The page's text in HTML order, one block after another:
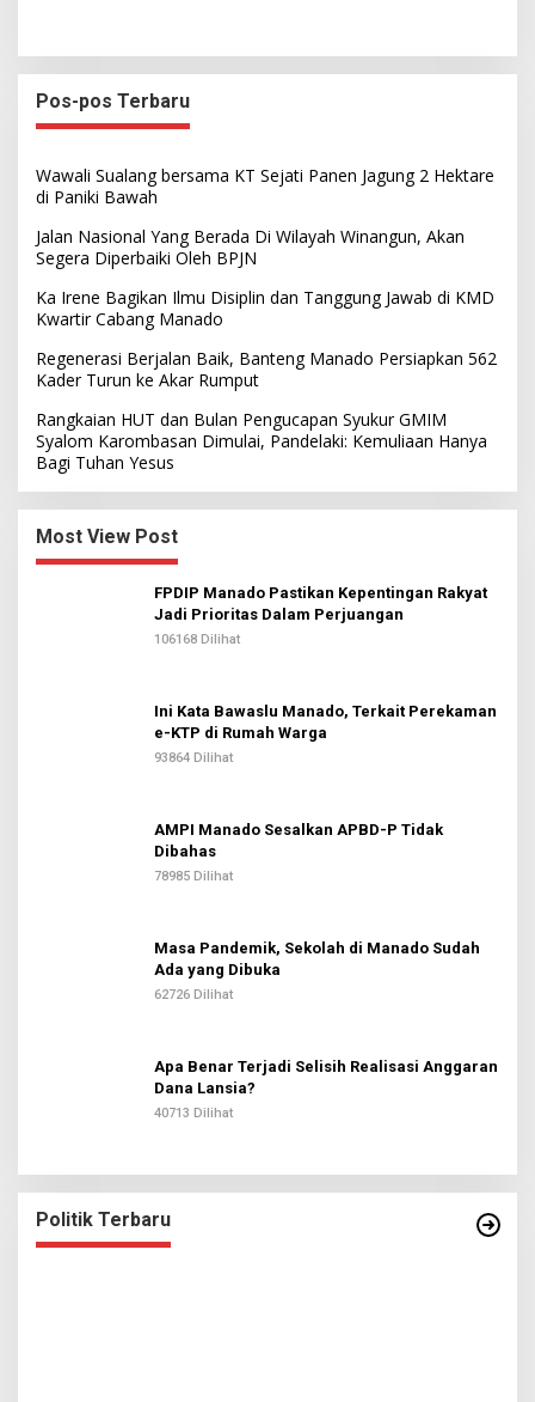
Pos-pos Terbaru
Wawali Sualang bersama KT Sejati Panen Jagung 2 Hektare
di Paniki Bawah
Jalan Nasional Yang Berada Di Wilayah Winangun, Akan
Segera Diperbaiki Oleh BPJN
Ka Irene Bagikan Ilmu Disiplin dan Tanggung Jawab di KMD
Kwartir Cabang Manado
Regenerasi Berjalan Baik, Banteng Manado Persiapkan 562
Kader Turun ke Akar Rumput
Rangkaian HUT dan Bulan Pengucapan Syukur GMIM
Syalom Karombasan Dimulai, Pandelaki: Kemuliaan Hanya
Bagi Tuhan Yesus
Most View Post
FPDIP Manado Pastikan Kepentingan Rakyat
Jadi Prioritas Dalam Perjuangan
106168 Dilihat
Ini Kata Bawaslu Manado, Terkait Perekaman
e-KTP di Rumah Warga
93864 Dilihat
AMPI Manado Sesalkan APBD-P Tidak
Dibahas
78985 Dilihat
Masa Pandemik, Sekolah di Manado Sudah
Ada yang Dibuka
62726 Dilihat
Apa Benar Terjadi Selisih Realisasi Anggaran
Dana Lansia?
40713 Dilihat
Politik Terbaru